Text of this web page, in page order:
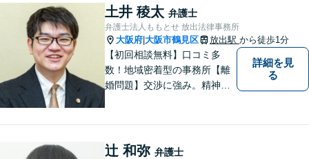
頼者様が不安を抱かないよう
に、わかりやすく的確なアド
バイスを心がけております。
土井 稜太 弁護士
弁護士法人ももとせ 放出法律事務所
大阪府 大阪市鶴見区 放出駅 から徒歩1分
【初回相談無料】口コミ多
数！地域密着型の事務所【離
婚問題】交渉に強み。精神的
迅速かつ丁寧な対応を心が
詳細を見
る
辻 和弥 弁護士